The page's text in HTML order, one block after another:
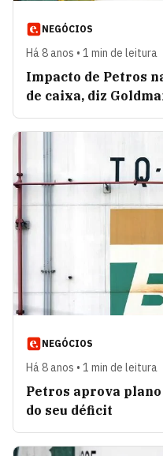
NEGÓCIOS
Há 8 anos • 1 min de leitura
Impacto de Petros
de caixa, diz
NEGÓCIOS
Há 8 anos • 1 min de leitura
Petros aprova
do seu déficit